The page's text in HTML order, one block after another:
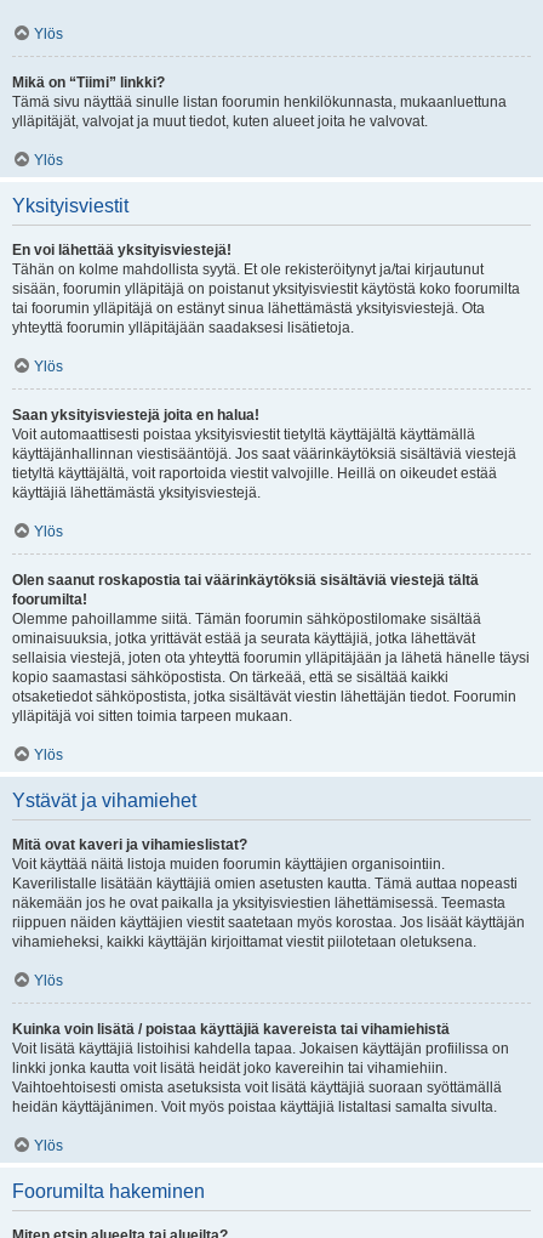
Ylös
Mikä on “Tiimi” linkki?
Tämä sivu näyttää sinulle listan foorumin henkilökunnasta, mukaanluettuna
ylläpitäjät, valvojat ja muut tiedot, kuten alueet joita he valvovat.
Ylös
Yksityisviestit
En voi lähettää yksityisviestejä!
Tähän on kolme mahdollista syytä. Et ole rekisteröitynyt ja/tai kirjautunut
sisään, foorumin ylläpitäjä on poistanut yksityisviestit käytöstä koko foorumilta
tai foorumin ylläpitäjä on estänyt sinua lähettämästä yksityisviestejä. Ota
yhteyttä foorumin ylläpitäjään saadaksesi lisätietoja.
Ylös
Saan yksityisviestejä joita en halua!
Voit automaattisesti poistaa yksityisviestit tietyltä käyttäjältä käyttämällä
käyttäjänhallinnan viestisääntöjä. Jos saat väärinkäytöksiä sisältäviä viestejä
tietyltä käyttäjältä, voit raportoida viestit valvojille. Heillä on oikeudet estää
käyttäjiä lähettämästä yksityisviestejä.
Ylös
Olen saanut roskapostia tai väärinkäytöksiä sisältäviä viestejä tältä
foorumilta!
Olemme pahoillamme siitä. Tämän foorumin sähköpostilomake sisältää
ominaisuuksia, jotka yrittävät estää ja seurata käyttäjiä, jotka lähettävät
sellaisia viestejä, joten ota yhteyttä foorumin ylläpitäjään ja lähetä hänelle täysi
kopio saamastasi sähköpostista. On tärkeää, että se sisältää kaikki
otsaketiedot sähköpostista, jotka sisältävät viestin lähettäjän tiedot. Foorumin
ylläpitäjä voi sitten toimia tarpeen mukaan.
Ylös
Ystävät ja vihamiehet
Mitä ovat kaveri ja vihamieslistat?
Voit käyttää näitä listoja muiden foorumin käyttäjien organisointiin.
Kaverilistalle lisätään käyttäjiä omien asetusten kautta. Tämä auttaa nopeasti
näkemään jos he ovat paikalla ja yksityisviestien lähettämisessä. Teemasta
riippuen näiden käyttäjien viestit saatetaan myös korostaa. Jos lisäät käyttäjän
vihamieheksi, kaikki käyttäjän kirjoittamat viestit piilotetaan oletuksena.
Ylös
Kuinka voin lisätä / poistaa käyttäjiä kavereista tai vihamiehistä
Voit lisätä käyttäjiä listoihisi kahdella tapaa. Jokaisen käyttäjän profiilissa on
linkki jonka kautta voit lisätä heidät joko kavereihin tai vihamiehiin.
Vaihtoehtoisesti omista asetuksista voit lisätä käyttäjiä suoraan syöttämällä
heidän käyttäjänimen. Voit myös poistaa käyttäjiä listaltasi samalta sivulta.
Ylös
Foorumilta hakeminen